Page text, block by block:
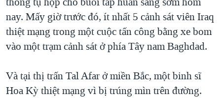
SỨC KHOẺ
VĂN HOÁ
THỂ THAO
NGÀY TỊ NẠN THẾ GIỚI
TRỊNH VĨNH BÌNH - NGƯỜI HẠ 'BÊN THẮNG CUỘC'
GROUND ZERO – XƯA VÀ NAY
CÁC GIÁ TRỊ CỘNG HÒA Ở VIỆT NAM
THƯỢNG ĐỈNH TRUMP-KIM TẠI VIỆT NAM
Ngôn ngữ khác
nay. Mấy giờ trước đó, ít nhất 5 cảnh sát viên Iraq
thiệt mạng trong một cuộc tấn công bằng xe bom
vào một trạm cảnh sát ở phía Tây nam Baghdad.
Và tại thị trấn Tal Afar ở miền Bắc, một binh sĩ
Hoa Kỳ thiệt mạng vì bị trúng mìn trên đường.